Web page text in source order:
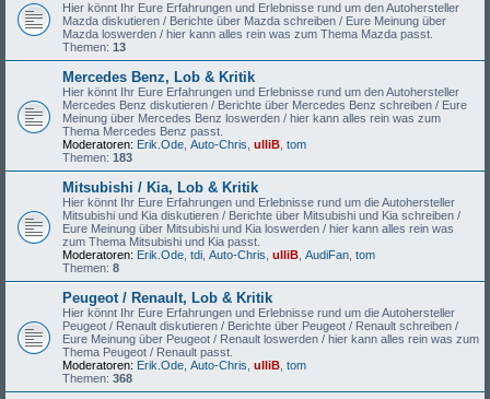
Hier könnt Ihr Eure Erfahrungen und Erlebnisse rund um den Autohersteller
Mazda diskutieren / Berichte über Mazda schreiben / Eure Meinung über
Mazda loswerden / hier kann alles rein was zum Thema Mazda passt.
Themen: 13
Mercedes Benz, Lob & Kritik
Hier könnt Ihr Eure Erfahrungen und Erlebnisse rund um den Autohersteller
Mercedes Benz diskutieren / Berichte über Mercedes Benz schreiben / Eure
Meinung über Mercedes Benz loswerden / hier kann alles rein was zum
Thema Mercedes Benz passt.
Moderatoren: Erik.Ode Auto-Chris ulliB tom
Themen: 183
Mitsubishi / Kia, Lob & Kritik
Hier könnt Ihr Eure Erfahrungen und Erlebnisse rund um die Autohersteller
Mitsubishi und Kia diskutieren / Berichte über Mitsubishi und Kia schreiben /
Eure Meinung über Mitsubishi und Kia loswerden / hier kann alles rein was
zum Thema Mitsubishi und Kia passt.
Moderatoren: Erik.Ode tdi Auto-Chris ulliB AudiFan tom
Themen: 8
Peugeot / Renault, Lob & Kritik
Hier könnt Ihr Eure Erfahrungen und Erlebnisse rund um die Autohersteller
Peugeot / Renault diskutieren / Berichte über Peugeot / Renault schreiben /
Eure Meinung über Peugeot / Renault loswerden / hier kann alles rein was zum
Thema Peugeot / Renault passt.
Moderatoren: Erik.Ode Auto-Chris ulliB tom
Themen: 368